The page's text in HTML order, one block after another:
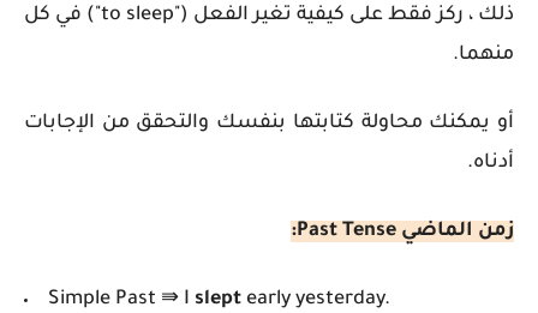
ذلك ، ركز فقط على كيفية تغير الفعل ("to sleep") في كل
منهما.
أو يمكنك محاولة كتابتها بنفسك والتحقق من الإجابات
أدناه.
زمن الماضي Past Tense:
Simple Past ⇛ I slept early yesterday.